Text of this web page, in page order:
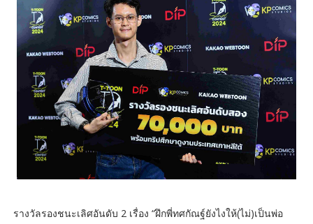
รางวัลรองชนะเลิศอันดับ 2 เรื่อง “ฝึกพี่ทศกัณฐ์ยังไงให้(ไม่)เป็นพ่อ